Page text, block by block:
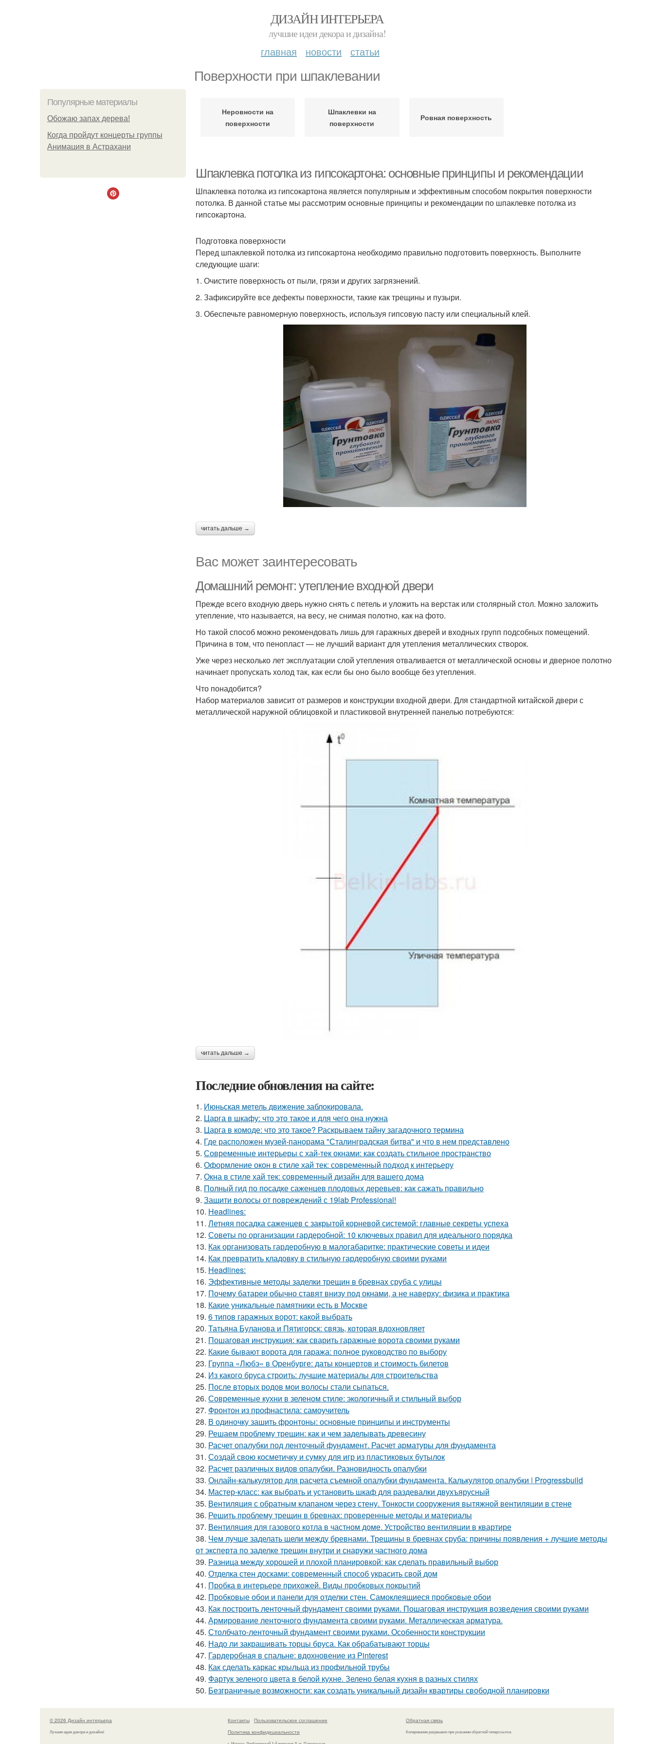
ДИЗАЙН ИНТЕРЬЕРА
лучшие идеи декора и дизайна!
главная новости статьи
Поверхности при шпаклевании
Популярные материалы
Обожaю зaпах деpева!
Когда пройдут концерты группы
Анимация в Астрахани
Неровности на
поверхности
Шпаклевки на
поверхности
Ровная поверхность
Шпаклевка потолка из гипсокартона: основные принципы и рекомендации
Шпаклевка потолка из гипсокартона является популярным и эффективным способом покрытия поверхности
потолка. В данной статье мы рассмотрим основные принципы и рекомендации по шпаклевке потолка из
гипсокартона.
Подготовка поверхности
Перед шпаклевкой потолка из гипсокартона необходимо правильно подготовить поверхность. Выполните
следующие шаги:
1. Очистите поверхность от пыли, грязи и других загрязнений.
2. Зафиксируйте все дефекты поверхности, такие как трещины и пузыри.
3. Обеспечьте равномерную поверхность, используя гипсовую пасту или специальный клей.
читать дальше →
Вас может заинтересовать
Домашний ремонт: утепление входной двери
Прежде всего входную дверь нужно снять с петель и уложить на верстак или столярный стол. Можно заложить
утепление, что называется, на весу, не снимая полотно, как на фото.
Но такой способ можно рекомендовать лишь для гаражных дверей и входных групп подсобных помещений.
Причина в том, что пенопласт — не лучший вариант для утепления металлических створок.
Уже через несколько лет эксплуатации слой утепления отваливается от металлической основы и дверное полотно
начинает пропускать холод так, как если бы оно было вообще без утепления.
Что понадобится?
Набор материалов зависит от размеров и конструкции входной двери. Для стандартной китайской двери с
металлической наружной облицовкой и пластиковой внутренней панелью потребуются:
читать дальше →
Последние обновления на сайте:
1. Июньская метель движение заблокировала.
2. Царга в шкафу: что это такое и для чего она нужна
3. Царга в комоде: что это такое? Раскрываем тайну загадочного термина
4. Где расположен музей-панорама "Сталинградская битва" и что в нем представлено
5. Современные интерьеры с хай-тек окнами: как создать стильное пространство
6. Оформление окон в стиле хай тек: современный подход к интерьеру
7. Окна в стиле хай тек: современный дизайн для вашего дома
8. Полный гид по посадке саженцев плодовых деревьев: как сажать правильно
9. Защити волосы от повреждений с 19lab Professional!
10. Headlines:
11. Летняя посадка саженцев с закрытой корневой системой: главные секреты успеха
12. Советы по организации гардеробной: 10 ключевых правил для идеального порядка
13. Как организовать гардеробную в малогабаритке: практические советы и идеи
14. Как превратить кладовку в стильную гардеробную своими руками
15. Headlines:
16. Эффективные методы заделки трещин в бревнах сруба с улицы
17. Почему батареи обычно ставят внизу под окнами, а не наверху: физика и практика
18. Какие уникальные памятники есть в Москве
19. 6 типов гаражных ворот: какой выбрать
20. Татьяна Буланова и Пятигорск: связь, которая вдохновляет
21. Пошаговая инструкция: как сварить гаражные ворота своими руками
22. Какие бывают ворота для гаража: полное руководство по выбору
23. Группа «Любэ» в Оренбурге: даты концертов и стоимость билетов
24. Из какого бруса строить: лучшие материалы для строительства
25. После вторых родов мои волосы стали сыпаться.
26. Современные кухни в зеленом стиле: экологичный и стильный выбор
27. Фронтон из профнастила: самоучитель
28. В одиночку зашить фронтоны: основные принципы и инструменты
29. Решаем проблему трещин: как и чем заделывать древесину
30. Расчет опалубки под ленточный фундамент. Расчет арматуры для фундамента
31. Создай свою косметичку и сумку для игр из пластиковых бутылок
32. Расчет различных видов опалубки. Разновидность опалубки
33. Онлайн-калькулятор для расчета съемной опалубки фундамента. Калькулятор опалубки | Progressbuild
34. Мастер-класс: как выбрать и установить шкаф для раздевалки двухъярусный
35. Вентиляция с обратным клапаном через стену. Тонкости сооружения вытяжной вентиляции в стене
36. Решить проблему трещин в бревнах: проверенные методы и материалы
37. Вентиляция для газового котла в частном доме. Устройство вентиляции в квартире
38. Чем лучше заделать щели между бревнами. Трещины в бревнах сруба: причины появления + лучшие методы
от эксперта по заделке трещин внутри и снаружи частного дома
39. Разница между хорошей и плохой планировкой: как сделать правильный выбор
40. Отделка стен досками: современный способ украсить свой дом
41. Пробка в интерьере прихожей. Виды пробковых покрытий
42. Пробковые обои и панели для отделки стен. Самоклеящиеся пробковые обои
43. Как построить ленточный фундамент своими руками. Пошаговая инструкция возведения своими руками
44. Армирование ленточного фундамента своими руками. Металлическая арматура.
45. Столбчато-ленточный фундамент своими руками. Особенности конструкции
46. Надо ли закрашивать торцы бруса. Как обрабатывают торцы
47. Гардеробная в спальне: вдохновение из Pinterest
48. Как сделать каркас крыльца из профильной трубы
49. Фартук зеленого цвета в белой кухне. Зелено белая кухня в разных стилях
50. Безграничные возможности: как создать уникальный дизайн квартиры свободной планировки
© 2026 Дизайн интерьера
Лучшие идеи декора и дизайна!
Контакты
Пользовательское соглашение
Политика конфидециальности
Обратная связь
Копирование разрешено при указании обратной гиперссылки.